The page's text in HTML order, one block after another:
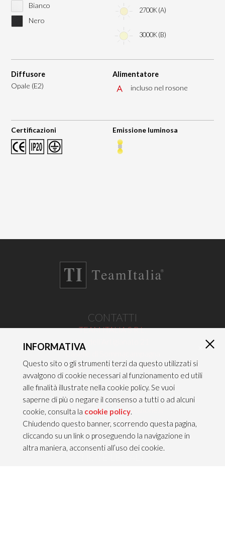
Bianco
Nero
2700K (A)
3000K (B)
Diffusore
Opale (E2)
Alimentatore
incluso nel rosone
Certificazioni Emissione luminosa
CONTATTI
TEAM ITALIA S.R.L.
Via dell’Artigianato 21
Caselle di Sommacampagna
37066 VERONA — ITALY
Tel 045/8581640
Fax 045/8581650
info@teamitaliailluminazione.it
PEC teamitaliasrl@gigapec.it
INFORMATIVA
Questo sito o gli strumenti terzi da questo utilizzati si
avvalgono di cookie necessari al funzionamento ed utili
alle finalità illustrate nella cookie policy. Se vuoi
saperne di più o negare il consenso a tutti o ad alcuni
cookie, consulta la cookie policy.
Chiudendo questo banner, scorrendo questa pagina,
cliccando su un link o proseguendo la navigazione in
altra maniera, acconsenti all’uso dei cookie.